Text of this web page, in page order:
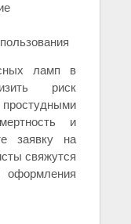
ламп в
риск
и
заявку на
свяжутся